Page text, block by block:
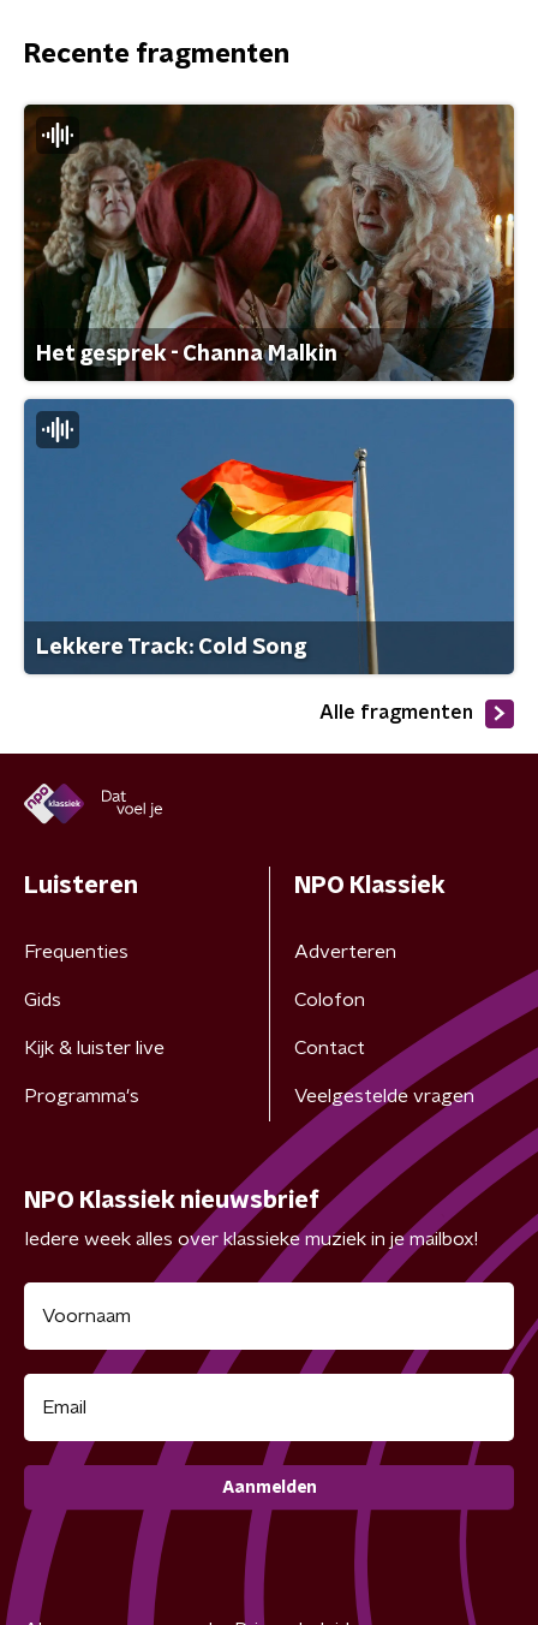
Recente fragmenten
Het gesprek - Channa Malkin
Lekkere Track: Cold Song
Alle fragmenten
Luisteren
Frequenties
Gids
Kijk & luister live
Programma's
NPO Klassiek
Adverteren
Colofon
Contact
Veelgestelde vragen
NPO Klassiek nieuwsbrief
Iedere week alles over klassieke muziek in je mailbox!
Aanmelden